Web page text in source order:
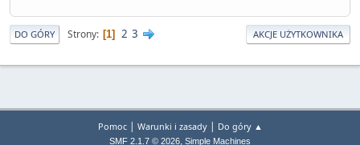
DO GÓRY Strony 1 2 3 AKCJE UŻYTKOWNIKA
Pomoc| Warunki i zasady| Do góry ▲
SMF 2.1.7 © 2026, Simple Machines